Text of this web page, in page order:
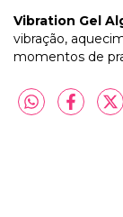
Vibration Gel
vibração,
momentos de